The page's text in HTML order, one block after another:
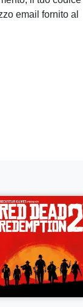
email fornito al